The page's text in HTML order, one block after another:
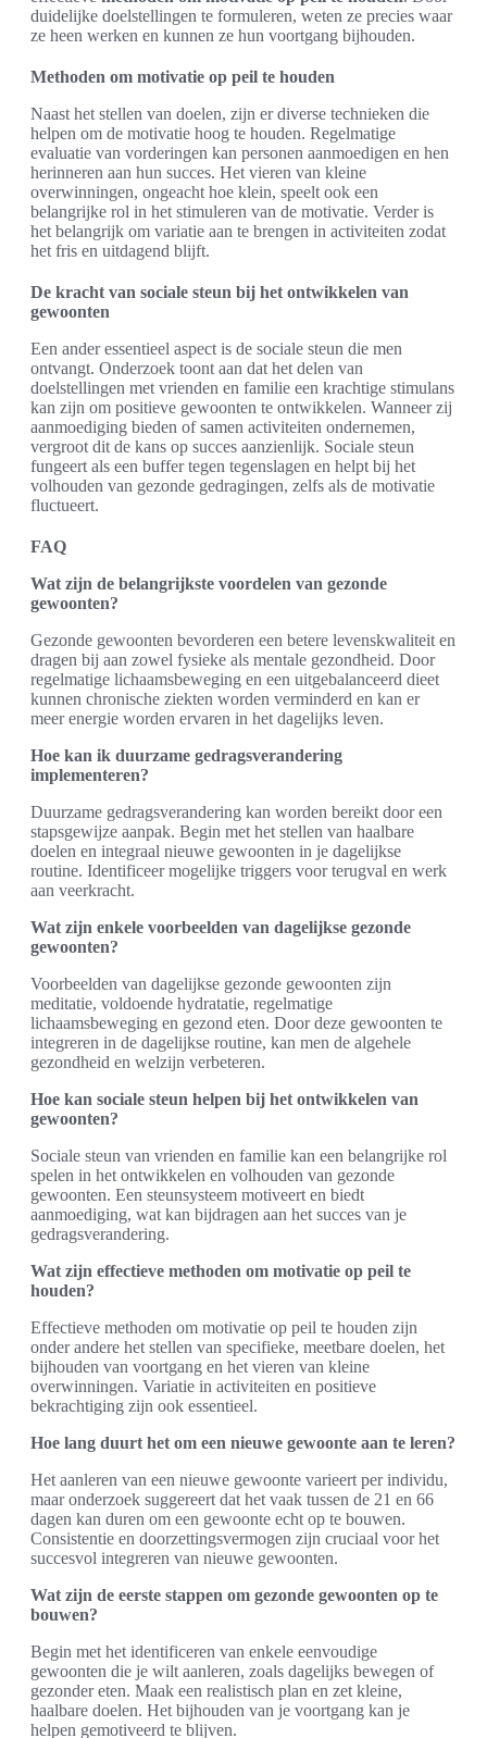
duidelijke doelstellingen te formuleren, weten ze precies waar
ze heen werken en kunnen ze hun voortgang bijhouden.
Methoden om motivatie op peil te houden
Naast het stellen van doelen, zijn er diverse technieken die
helpen om de motivatie hoog te houden. Regelmatige
evaluatie van vorderingen kan personen aanmoedigen en hen
herinneren aan hun succes. Het vieren van kleine
overwinningen, ongeacht hoe klein, speelt ook een
belangrijke rol in het stimuleren van de motivatie. Verder is
het belangrijk om variatie aan te brengen in activiteiten zodat
het fris en uitdagend blijft.
De kracht van sociale steun bij het ontwikkelen van
gewoonten
Een ander essentieel aspect is de sociale steun die men
ontvangt. Onderzoek toont aan dat het delen van
doelstellingen met vrienden en familie een krachtige stimulans
kan zijn om positieve gewoonten te ontwikkelen. Wanneer zij
aanmoediging bieden of samen activiteiten ondernemen,
vergroot dit de kans op succes aanzienlijk. Sociale steun
fungeert als een buffer tegen tegenslagen en helpt bij het
volhouden van gezonde gedragingen, zelfs als de motivatie
fluctueert.
FAQ
Wat zijn de belangrijkste voordelen van gezonde
gewoonten?
Gezonde gewoonten bevorderen een betere levenskwaliteit en
dragen bij aan zowel fysieke als mentale gezondheid. Door
regelmatige lichaamsbeweging en een uitgebalanceerd dieet
kunnen chronische ziekten worden verminderd en kan er
meer energie worden ervaren in het dagelijks leven.
Hoe kan ik duurzame gedragsverandering
implementeren?
Duurzame gedragsverandering kan worden bereikt door een
stapsgewijze aanpak. Begin met het stellen van haalbare
doelen en integraal nieuwe gewoonten in je dagelijkse
routine. Identificeer mogelijke triggers voor terugval en werk
aan veerkracht.
Wat zijn enkele voorbeelden van dagelijkse gezonde
gewoonten?
Voorbeelden van dagelijkse gezonde gewoonten zijn
meditatie, voldoende hydratatie, regelmatige
lichaamsbeweging en gezond eten. Door deze gewoonten te
integreren in de dagelijkse routine, kan men de algehele
gezondheid en welzijn verbeteren.
Hoe kan sociale steun helpen bij het ontwikkelen van
gewoonten?
Sociale steun van vrienden en familie kan een belangrijke rol
spelen in het ontwikkelen en volhouden van gezonde
gewoonten. Een steunsysteem motiveert en biedt
aanmoediging, wat kan bijdragen aan het succes van je
gedragsverandering.
Wat zijn effectieve methoden om motivatie op peil te
houden?
Effectieve methoden om motivatie op peil te houden zijn
onder andere het stellen van specifieke, meetbare doelen, het
bijhouden van voortgang en het vieren van kleine
overwinningen. Variatie in activiteiten en positieve
bekrachtiging zijn ook essentieel.
Hoe lang duurt het om een nieuwe gewoonte aan te leren?
Het aanleren van een nieuwe gewoonte varieert per individu,
maar onderzoek suggereert dat het vaak tussen de 21 en 66
dagen kan duren om een gewoonte echt op te bouwen.
Consistentie en doorzettingsvermogen zijn cruciaal voor het
succesvol integreren van nieuwe gewoonten.
Wat zijn de eerste stappen om gezonde gewoonten op te
bouwen?
Begin met het identificeren van enkele eenvoudige
gewoonten die je wilt aanleren, zoals dagelijks bewegen of
gezonder eten. Maak een realistisch plan en zet kleine,
haalbare doelen. Het bijhouden van je voortgang kan je
helpen gemotiveerd te blijven.